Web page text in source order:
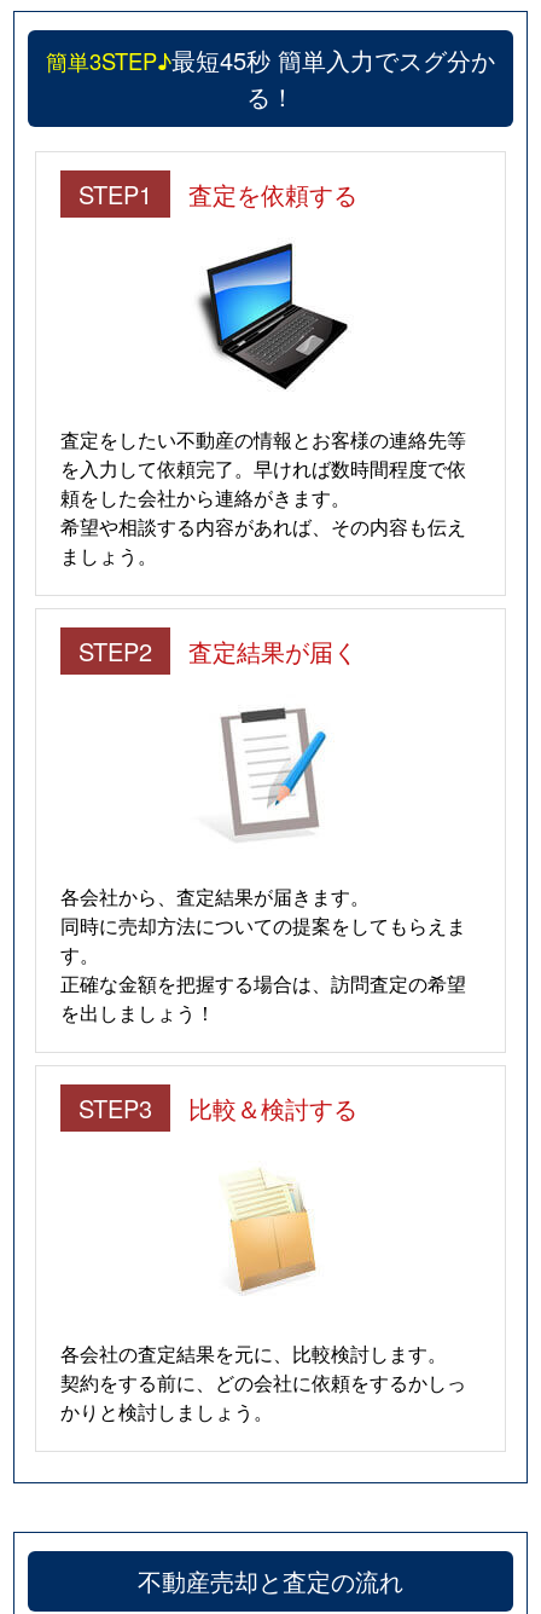
豊岡８条 300万円 旭川
徒歩1時間
30万円
豊岡９条
2,800万円 旭川
徒歩1時間
豊岡９条
3,500万円 旭川
2,600万円
1,600万円 旭川
1,800万円
豊岡１１条
2,500万円 旭川
徒歩1時間
豊岡１２条
1,500万円
豊岡１２条
豊岡１２条
100万円 旭川
徒歩45分
豊岡１３条
1,500万円 旭川
7,000万円
1,300万円
2,700万円
中常盤町
580万円 旭川
永山１条
永山１条
永山２条
1,900万円 旭川
徒歩1時間
永山２条
5,000万円 旭川
1,900万円
400万円
1,600万円
永山３条
450万円 旭川
永山４条
220万円
永山４条
340万円 旭川
徒歩2時間
永山４条
7,700万円 旭川
徒歩1時間
永山４条
2,500万円 旭川
簡単3STEP♪最短45秒 簡単入力でスグ分か
る！
STEP1 査定を依頼する
査定をしたい不動産の情報とお客様の連絡先等
を入力して依頼完了。早ければ数時間程度で依
頼をした会社から連絡がきます。
希望や相談する内容があれば、その内容も伝え
ましょう。
STEP2 査定結果が届く
各会社から、査定結果が届きます。
同時に売却方法についての提案をしてもらえま
す。
正確な金額を把握する場合は、訪問査定の希望
を出しましょう！
STEP3 比較＆検討する
各会社の査定結果を元に、比較検討します。
契約をする前に、どの会社に依頼をするかしっ
かりと検討しましょう。
不動産売却と査定の流れ